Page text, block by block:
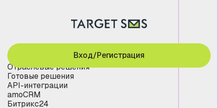
Отраслевые решения
Готовые решения
API-интеграции
amoCRM
Битрикс24
Вход/Регистрация